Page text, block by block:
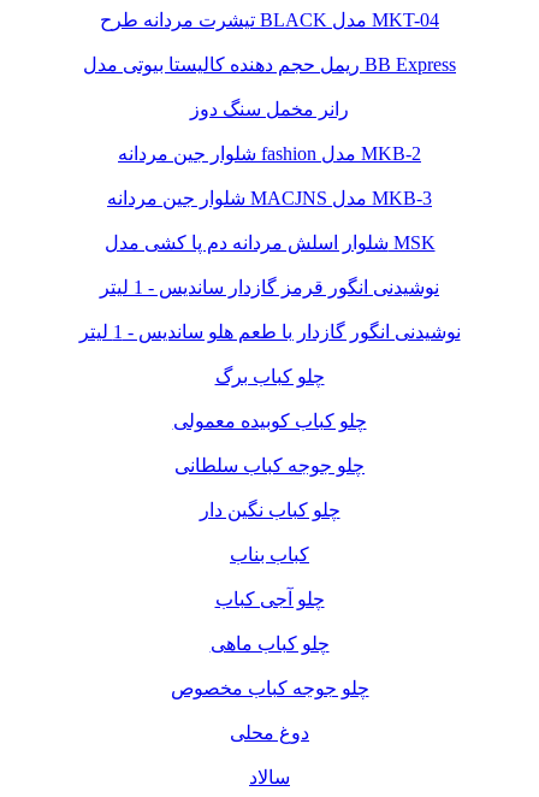
تیشرت مردانه طرح BLACK مدل MKT-04
ریمل حجم دهنده کالیستا بیوتی مدل BB Express
رانر مخمل سنگ دوز
شلوار جین مردانه fashion مدل MKB-2
شلوار جین مردانه MACJNS مدل MKB-3
شلوار اسلش مردانه دم پا کشی مدل MSK
نوشیدنی انگور قرمز گازدار ساندیس - 1 لیتر
نوشیدنی انگور گازدار با طعم هلو ساندیس - 1 لیتر
چلو کباب برگ
چلو کباب کوبیده معمولی
چلو جوجه کباب سلطانی
چلو کباب نگین دار
کباب بناب
چلو آجی کباب
چلو کباب ماهی
چلو جوجه کباب مخصوص
دوغ محلی
سالاد